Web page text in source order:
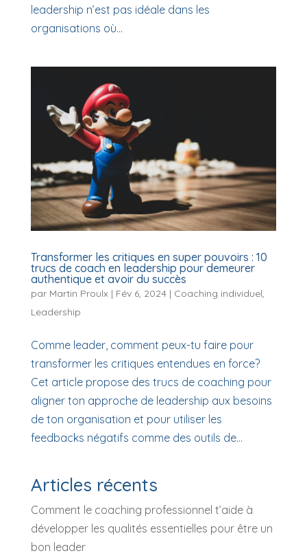
leadership n’est pas idéale dans les
organisations où...
Transformer les critiques en super pouvoirs : 10
trucs de coach en leadership pour demeurer
authentique et avoir du succès
par Martin Proulx| Fév 6, 2024 | Coaching individuel,
Leadership
Comme leader, comment peux-tu faire pour
transformer les critiques entendues en force?
Cet article propose des trucs de coaching pour
aligner ton approche de leadership aux besoins
de ton organisation et pour utiliser les
feedbacks négatifs comme des outils de...
Articles récents
Comment le coaching professionnel t’aide à
développer les qualités essentielles pour être un
bon leader